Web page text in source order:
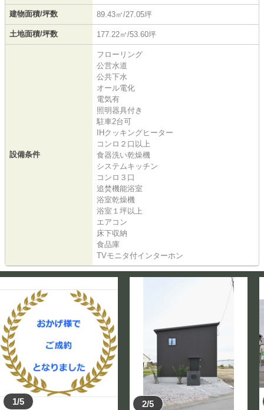
建物面積/坪数 89.43㎡/27.05坪
土地面積/坪数 177.22㎡/53.60坪
設備条件
フローリング
公営水道
公共下水
オール電化
電気有
照明器具付き
駐車2台可
IHクッキングヒーター
コンロ２口以上
食器洗い乾燥機
システムキッチン
コンロ３口
追焚機能浴室
浴室乾燥機
浴室１坪以上
エアコン
床下収納
食品庫
TVモニタ付インターホン
1/5 2/5